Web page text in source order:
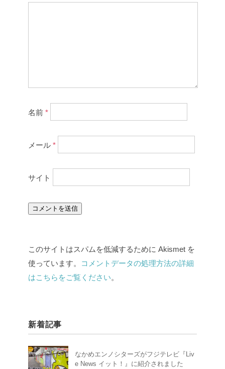
名前 *
メール *
サイト
このサイトはスパムを低減するために Akismet を
使っています。
コメントデータの処理方法の詳細
はこちらをご覧ください。
新着記事
なかめエンノシターズがフジテレビ『Liv
e News イット！』に紹介されました